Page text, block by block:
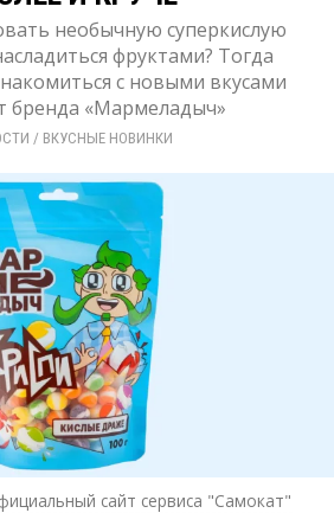
необычную суперкислую
фруктами? Тогда
с новыми вкусами
бренда «Мармеладыч»
/ ВКУСНЫЕ НОВИНКИ
сайт сервиса "Самокат"